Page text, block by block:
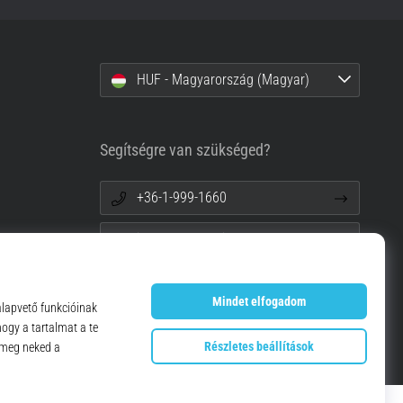
HUF - Magyarország (Magyar)
Segítségre van szükséged?
+36-1-999-1660